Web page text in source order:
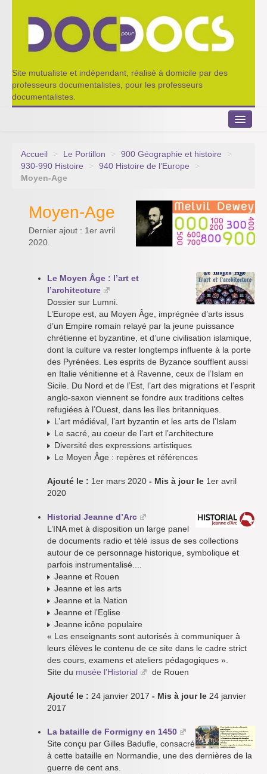
Site mutualiste et indépendant, réalisé à domicile par des
professeurs documentalistes, pour les professeurs
documentalistes.
Le Portillon
Appel à contribution
Nos outils de partage
Accueil > Le Portillon > 900 Géographie et histoire
>
930-990 Histoire
> 940 Histoire de l’Europe
>
Moyen-Age
Moyen-Age
Dernier ajout : 1er avril
2020.
Le Moyen Âge : l’art et
l’architecture
Dossier sur Lumni.
L’Europe est, au Moyen Âge, imprégnée d’arts issus
d’un Empire romain relayé par la jeune puissance
chrétienne et byzantine, et d’une civilisation islamique,
dont la culture va rester longtemps influente à la porte
des Pyrénées. Les esprits de Byzance soufflent aussi
en Italie vénitienne et à Ravenne, ceux de l’Islam en
Sicile. Du Nord et de l’Est, l’art des migrations et l’esprit
anglo-saxon viennent se fondre aux traditions celtes
refugiées à l’Ouest, dans les îles britanniques.
L’art médiéval, l’art byzantin et les arts de l’Islam
Le sacré, au coeur de l’art et l’architecture
Diversité des expressions artistiques
Le Moyen Âge : repères et références
Ajouté le : 1er mars 2020 - Mis à jour le 1er avril
2020
Historial Jeanne d’Arc
L’INA met à disposition un large panel
de documents radio et télé issus de ses collections
autour de ce personnage historique, symbolique et
parfois instrumentalisé....
Jeanne et Rouen
Jeanne et les arts
Jeanne et la Nation
Jeanne et l’Eglise
Jeanne icône populaire
« Les enseignants sont autorisés à communiquer à
leurs élèves le contenu de ce site dans le cadre strict
des cours, examens et ateliers pédagogiques ».
Site du musée l’Historial de Rouen
Ajouté le : 24 janvier 2017 - Mis à jour le 24 janvier
2017
La bataille de Formigny en 1450
Site conçu par Gilles Badufle, consacré
à cette bataille en Normandie, une des dernières de la
guerre de cent ans.